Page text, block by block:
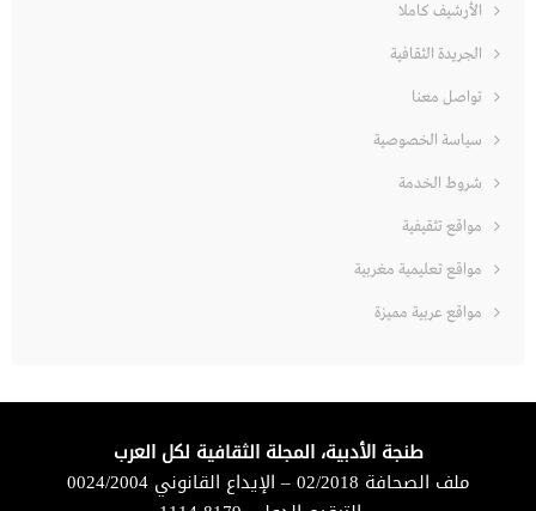
الأرشيف كاملا
الجريدة الثقافية
تواصل معنا
سياسة الخصوصية
شروط الخدمة
مواقع تثقيفية
مواقع تعليمية مغربية
مواقع عربية مميزة
طنجة الأدبية، المجلة الثقافية لكل العرب
ملف الصحافة 02/2018 – الإيداع القانوني 0024/2004